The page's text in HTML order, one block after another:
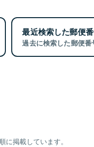
最近検索した郵便
過去に検索した郵便番
掲載しています。